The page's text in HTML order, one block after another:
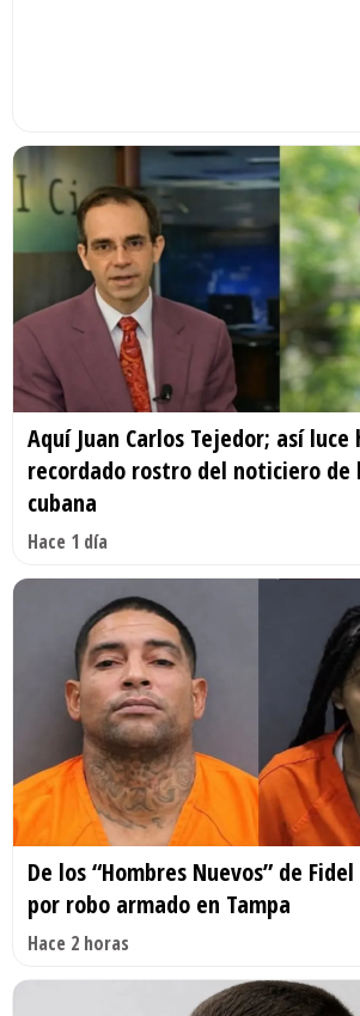
Aquí Juan Carlos Tejedor; así luce
recordado rostro del noticiero de
cubana
Hace 1 día
De los “Hombres Nuevos” de
por robo armado en Tampa
Hace 2 horas